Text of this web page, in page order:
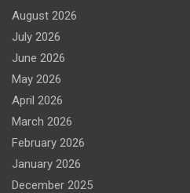
August 2026
July 2026
June 2026
May 2026
April 2026
March 2026
February 2026
January 2026
December 2025